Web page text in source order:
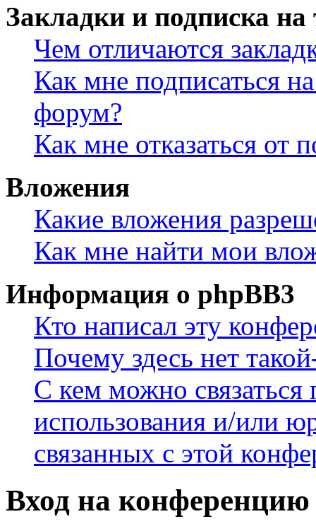
Закладки и подписка
Чем отличаются
Как мне подписаться
форум?
Как мне отказаться от
Вложения
Какие вложения
Как мне найти мои
Информация о phpBB3
Кто написал эту
Почему здесь нет
С кем можно связаться
использования и/или
связанных с этой
Вход на конференцию